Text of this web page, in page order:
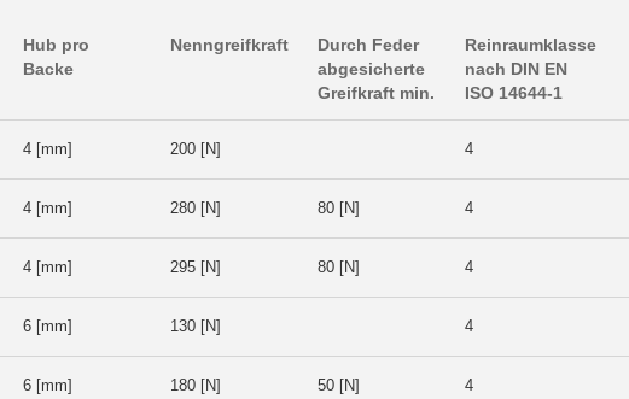
Hub pro
Backe
Nenngreifkraft
Durch Feder
abgesicherte
Greifkraft min.
Reinraumklasse
nach DIN EN
ISO 14644-1
4 [mm] 200 [N] 4
4 [mm] 280 [N] 80 [N] 4
4 [mm] 295 [N] 80 [N] 4
6 [mm] 130 [N] 4
6 [mm] 180 [N] 50 [N] 4